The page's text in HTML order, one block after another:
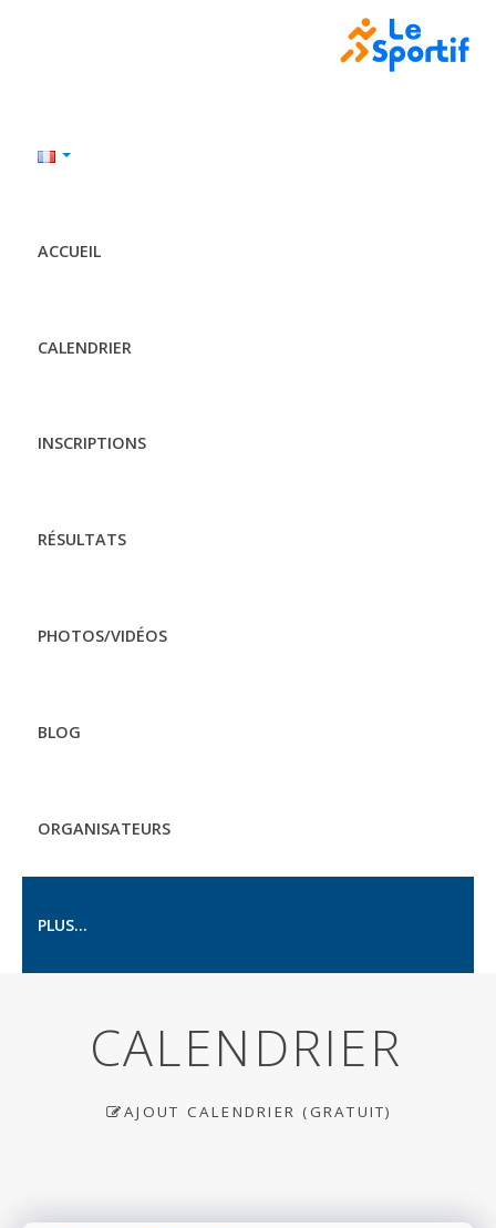
ACCUEIL
CALENDRIER
INSCRIPTIONS
RÉSULTATS
PHOTOS/VIDÉOS
BLOG
ORGANISATEURS
PLUS...
CALENDRIER
AJOUT CALENDRIER (GRATUIT)